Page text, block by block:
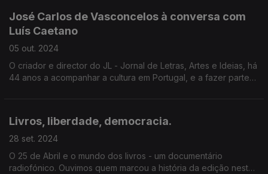
José Carlos de Vasconcelos à conversa com
Luís Caetano
05 out. 2024
O criador e director do JL - Jornal de Letras, Artes e Ideias, há
44 anos a acompanhar a cultura em Portugal, e a fazer parte
Livros, liberdade, democracia.
28 set. 2024
O 25 de Abril e o mundo dos livros - um documentário
radiofónico. Ouvimos quem marcou a história da edição nestes